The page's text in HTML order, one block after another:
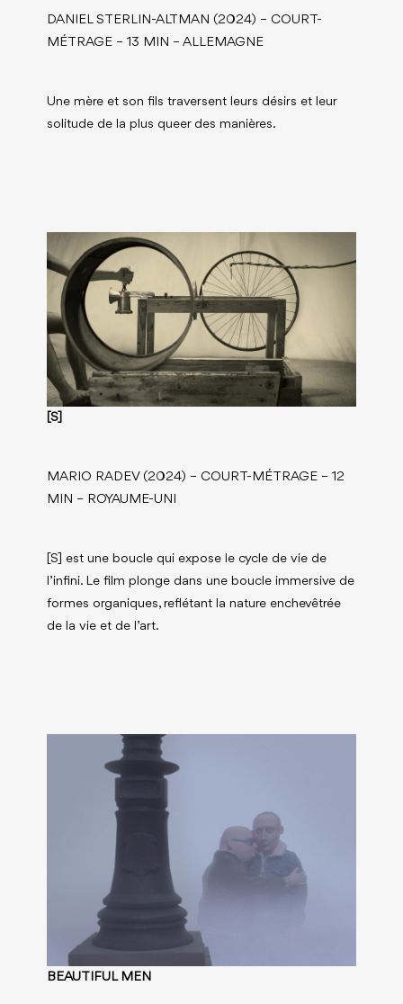
DANIEL STERLIN-ALTMAN (2024) – COURT-
MÉTRAGE – 13 MIN – ALLEMAGNE
Une mère et son fils traversent leurs désirs et leur
solitude de la plus queer des manières.
[S]
MARIO RADEV (2024) – COURT-MÉTRAGE – 12
MIN – ROYAUME-UNI
[S] est une boucle qui expose le cycle de vie de
l’infini. Le film plonge dans une boucle immersive de
formes organiques, reflétant la nature enchevêtrée
de la vie et de l’art.
BEAUTIFUL MEN